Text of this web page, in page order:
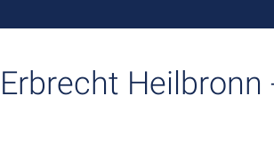
Erbrecht